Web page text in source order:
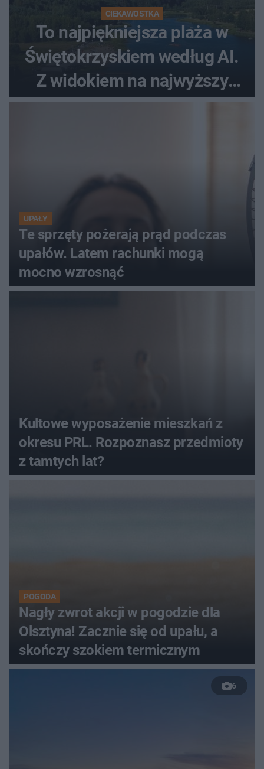
CIEKAWOSTKA
To najpiękniejsza plaża w
Świętokrzyskiem według AI.
Z widokiem na najwyższy
szczyt Gór Świętokrzyskich
UPAŁY
Te sprzęty pożerają prąd podczas
upałów. Latem rachunki mogą
mocno wzrosnąć
Kultowe wyposażenie mieszkań z
okresu PRL. Rozpoznasz przedmioty
z tamtych lat?
POGODA
Nagły zwrot akcji w pogodzie dla
Olsztyna! Zacznie się od upału, a
skończy szokiem termicznym
6